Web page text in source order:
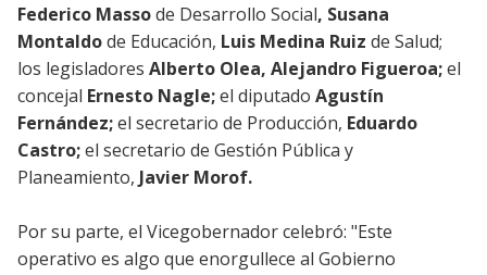
Federico Massode Desarrollo Social, Susana
Montaldode Educación, Luis Medina Ruiz de Salud;
los legisladores Alberto Olea, Alejandro Figueroa;el
concejal Ernesto Nagle;el diputado Agustín
Fernández;el secretario de Producción, Eduardo
Castro;el secretario de Gestión Pública y
Planeamiento, Javier Morof.
Por su parte, el Vicegobernador celebró: "Este
operativo es algo que enorgullece al Gobierno